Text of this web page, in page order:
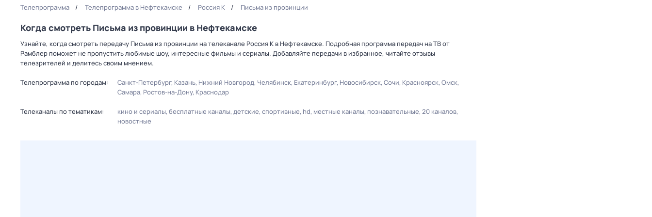
Телепрограмма Телепрограмма в Нефтекамске Россия К Письма из провинции
Когда смотреть Письма из провинции в Нефтекамске
Узнайте, когда смотреть передачу Письма из провинции на телеканале Россия К в Нефтекамске. Подробная программа передач на ТВ от
Рамблер поможет не пропустить любимые шоу, интересные фильмы и сериалы. Добавляйте передачи в избранное, читайте отзывы
телезрителей и делитесь своим мнением.
Телепрограмма по городам: Санкт-Петербург Казань Нижний Новгород Челябинск Екатеринбург Новосибирск Сочи Красноярск Омск
Самара Ростов-на-Дону Краснодар
Телеканалы по тематикам: кино и сериалы бесплатные каналы детские спортивные hd местные каналы познавательные 20 каналов
новостные